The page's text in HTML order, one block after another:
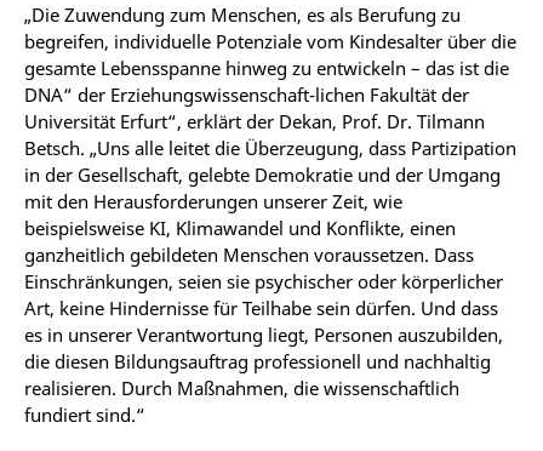
„Die Zuwendung zum Menschen, es als Berufung zu
begreifen, individuelle Potenziale vom Kindesalter über die
gesamte Lebensspanne hinweg zu entwickeln – das ist die
DNA“ der Erziehungswissenschaft-lichen Fakultät der
Universität Erfurt“, erklärt der Dekan, Prof. Dr. Tilmann
Betsch. „Uns alle leitet die Überzeugung, dass Partizipation
in der Gesellschaft, gelebte Demokratie und der Umgang
mit den Herausforderungen unserer Zeit, wie
beispielsweise KI, Klimawandel und Konflikte, einen
ganzheitlich gebildeten Menschen voraussetzen. Dass
Einschränkungen, seien sie psychischer oder körperlicher
Art, keine Hindernisse für Teilhabe sein dürfen. Und dass
es in unserer Verantwortung liegt, Personen auszubilden,
die diesen Bildungsauftrag professionell und nachhaltig
realisieren. Durch Maßnahmen, die wissenschaftlich
fundiert sind.“